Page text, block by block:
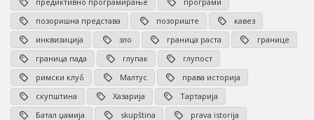
позоришна представа
позориште
кавез
инквизиција
зло граница раста
границе
граница пада
глупак
глупост
римски клуб
Малтус
права историја
скупштина
Хазарија
Тартарија
Батал џамија
skupština prava istorija